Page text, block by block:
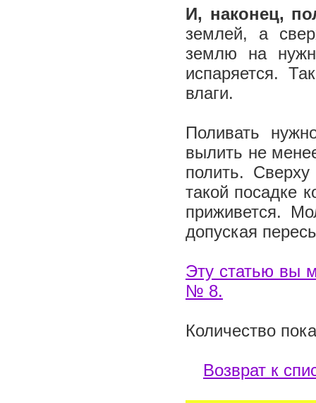
И, наконец,
землей, а
землю на
испаряется.
влаги.
Поливать
вылить не
полить.
такой посадке
приживется.
допуская
Эту статью вы
№ 8.
Количество
Возврат к